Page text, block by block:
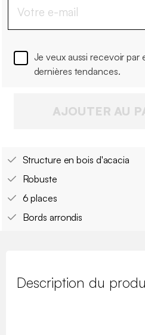
Je veux aussi recevoir par
dernières tendances.
AJOUTER AU
Structure en bois d'acacia
Robuste
6 places
Bords arrondis
Description du